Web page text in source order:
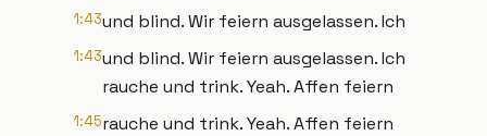
1:43und blind. Wir feiern ausgelassen. Ich
1:43und blind. Wir feiern ausgelassen. Ich
rauche und trink. Yeah. Affen feiern
1:45rauche und trink. Yeah. Affen feiern